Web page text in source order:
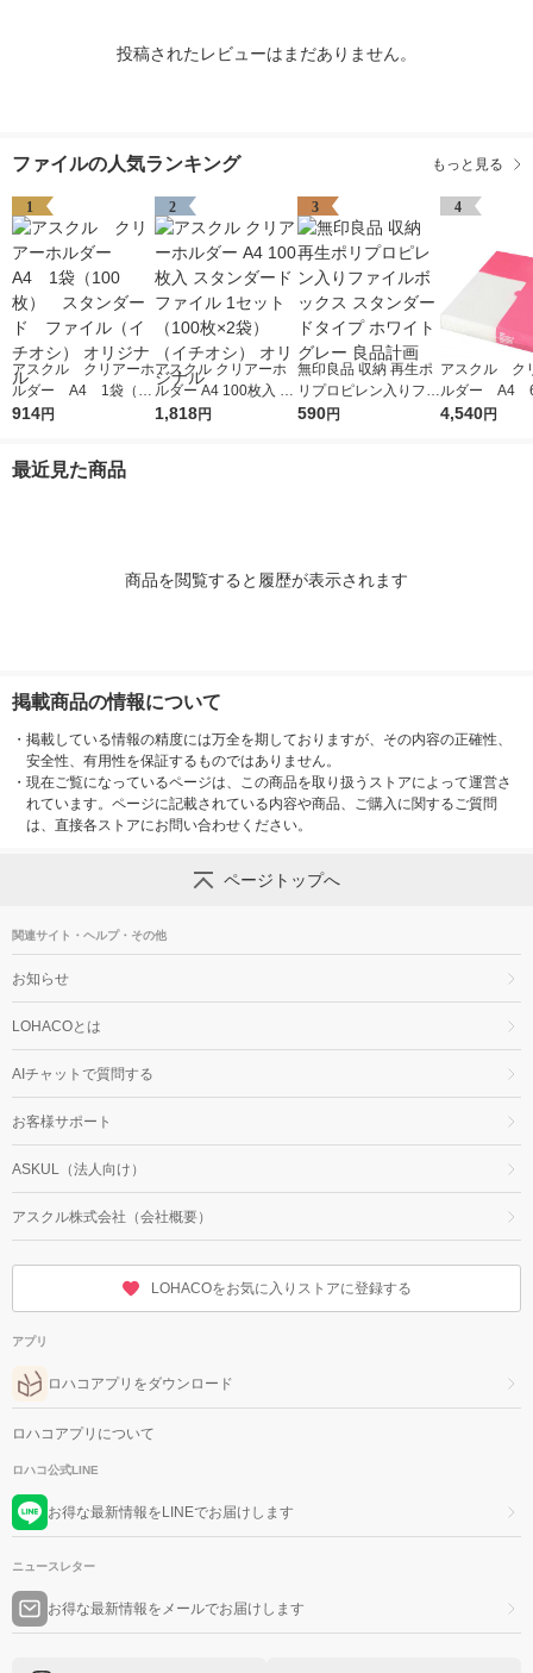
投稿されたレビューはまだありません。
ファイルの人気ランキング もっと見る
1
アスクル クリアーホ
ルダー A4 1袋（10
0枚） スタンダー
914円
2
アスクル クリアーホ
ルダー A4 100枚入 ス
タンダード ファイル
1,818円
3
無印良品 収納 再生ポ
リプロピレン入りファ
イルボックス スタン
590円
4
アスクル ク
ルダー A4
エコノミー
4,540円
最近見た商品
商品を閲覧すると履歴が表示されます
掲載商品の情報について
・ 掲載している情報の精度には万全を期しておりますが、その内容の正確性、
安全性、有用性を保証するものではありません。
・ 現在ご覧になっているページは、この商品を取り扱うストアによって運営さ
れています。ページに記載されている内容や商品、ご購入に関するご質問
は、直接各ストアにお問い合わせください。
ページトップへ
関連サイト・ヘルプ・その他
お知らせ
LOHACOとは
AIチャットで質問する
お客様サポート
ASKUL（法人向け）
アスクル株式会社（会社概要）
LOHACOをお気に入りストアに登録する
アプリ
ロハコアプリをダウンロード
ロハコアプリについて
ロハコ公式LINE
お得な最新情報をLINEでお届けします
ニュースレター
お得な最新情報をメールでお届けします